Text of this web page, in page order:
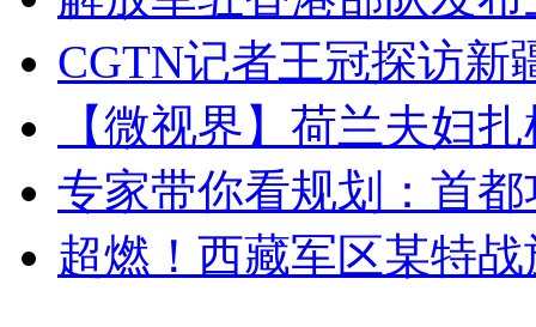
CGTN记者王冠探访新
【微视界】荷兰夫妇
专家带你看规划：首
超燃！西藏军区某特